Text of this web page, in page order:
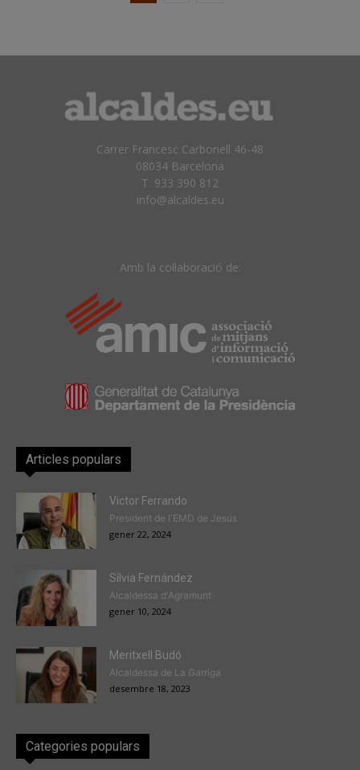
Carrer Francesc Carbonell 46-48
08034 Barcelona
T. 933 390 812
info@alcaldes.eu
Amb la col·laboració de:
Articles populars
Victor Ferrando
President de l'EMD de Jesús
gener 22, 2024
Sílvia Fernández
Alcaldessa d'Agramunt
gener 10, 2024
Meritxell Budó
Alcaldessa de La Garriga
desembre 18, 2023
Categories populars